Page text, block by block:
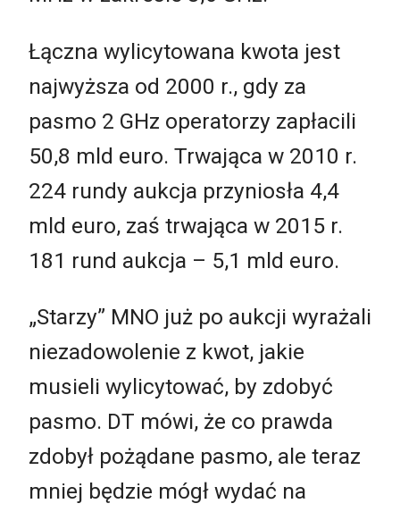
Łączna wylicytowana kwota jest
najwyższa od 2000 r., gdy za
pasmo 2 GHz operatorzy zapłacili
50,8 mld euro. Trwająca w 2010 r.
224 rundy aukcja przyniosła 4,4
mld euro, zaś trwająca w 2015 r.
181 rund aukcja – 5,1 mld euro.
„Starzy” MNO już po aukcji wyrażali
niezadowolenie z kwot, jakie
musieli wylicytować, by zdobyć
pasmo. DT mówi, że co prawda
zdobył pożądane pasmo, ale teraz
mniej będzie mógł wydać na